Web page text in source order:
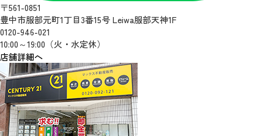
〒561-0851
豊中市服部元町1丁目3番15号 Leiwa服部天神1F
0120-946-021
10:00～19:00（火・水定休）
店舗詳細へ